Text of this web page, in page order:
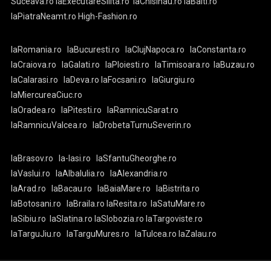
laPiatraNeamt.ro High-Fashion.ro
laRomania.ro laBucuresti.ro laClujNapoca.ro
laConstanta.ro
laCraiova.ro
laGalati.ro laPloiesti.ro laTimisoara.ro
laBuzau.ro
laCalarasi.ro
laDeva.ro laFocsani.ro
laGiurgiu.ro
laMiercureaCiuc.ro
laOradea.ro
laPitesti.ro
laRamnicuSarat.ro
laRamnicuValcea.ro
laDrobetaTurnuSeverin.ro
laBrasov.ro la-Iasi.ro
laSfantuGheorghe.ro
laVaslui.ro
laAlbaIulia.ro
laAlexandria.ro
laArad.ro
laBacau.ro laBaiaMare.ro
laBistrita.ro
laBotosani.ro
laBraila.ro laResita.ro
laSatuMare.ro
laSibiu.ro
laSlatina.ro laSlobozia.ro laTargoviste.ro
laTarguJiu.ro
laTarguMures.ro laTulcea.ro laZalau.ro